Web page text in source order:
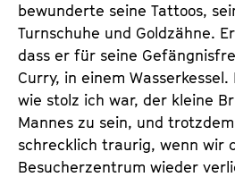
bewunderte seine Tattoos,
Turnschuhe und Goldzähne.
dass er für seine
Curry, in einem
wie stolz ich war, der kleine
Mannes zu sein, und
schrecklich traurig, wenn wir
Besucherzentrum wieder